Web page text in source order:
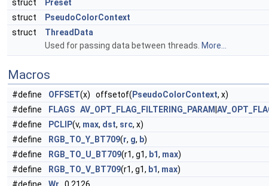
struct
Preset
struct
PseudoColorContext
struct
ThreadData
Used for passing data between threads. More...
Macros
#define OFFSET(x) offsetof( PseudoColorContext, x)
#define
FLAGS AV_OPT_FLAG_FILTERING_PARAM
#define
PCLIP(v, max, dst, src, x)
#define
RGB_TO_Y_BT709(r, g, b)
#define
RGB_TO_U_BT709(r1, g1, b1, max)
#define
RGB_TO_V_BT709(r1, g1, b1, max)